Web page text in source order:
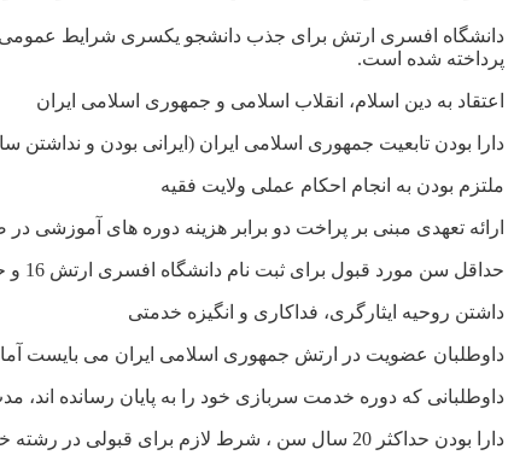
دانشگاه افسری ارتش برای جذب دانشجو یکسری شرایط عمومی
پرداخته شده است.
اعتقاد به دین اسلام، انقلاب اسلامی و جمهوری اسلامی ایران
دارا بودن تابعیت جمهوری اسلامی ایران (ایرانی بودن و نداشتن
ملتزم بودن به انجام احکام عملی ولایت فقیه
ارائه تعهدی مبنی بر پراخت دو برابر هزینه دوره های آموزشی
حداقل سن مورد قبول برای ثبت نام دانشگاه افسری ارتش 16 و حداکثر سن 23 می باشد. (فرزندان شاهد، جانبازان از کار افتاده کلی و آزادگان ازکار افتاده کلی، نیازی به رعایت شرط سن و معدل ندارند.)
داشتن روحیه ایثارگری، فداکاری و انگیزه خدمتی
داوطلبان عضویت در ارتش جمهوری اسلامی ایران می بایست
داوطلبانی که دوره خدمت سربازی خود را به پایان رسانده
دارا بودن حداکثر 20 سال سن ، شرط لازم برای قبولی در رشته خلبانی می باشد.